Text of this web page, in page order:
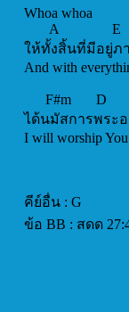
Whoa whoa
ให้ทั้งสิ้นที่มีอยู่ภ
And with
F#m D
ได้นมัสการพระ
I will worship
คีย์อื่น : G
ข้อ BB : สดด